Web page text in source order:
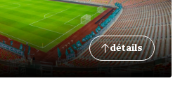
détails